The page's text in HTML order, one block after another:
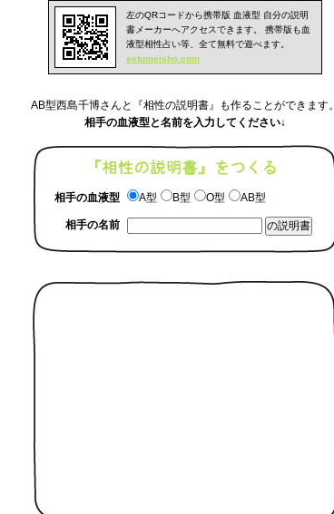
左のQRコードから携帯版 血液型 自分の説明
書メーカーへアクセスできます。 携帯版も血
液型相性占い等、全て無料で遊べます。
setumeisho.com
AB型西島千博さんと『相性の説明書』も作ることができます。
相手の血液型と名前を入力してください↓
相手の血液型 A型 B型 O型 AB型
相手の名前